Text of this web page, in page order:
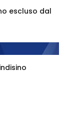
escluso dal